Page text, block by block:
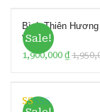
Sale!
Bình Thiên
Vàng
1,900,000 ₫